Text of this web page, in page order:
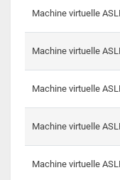
Machine virtuelle
Machine virtuelle
Machine virtuelle
Machine virtuelle
Machine virtuelle